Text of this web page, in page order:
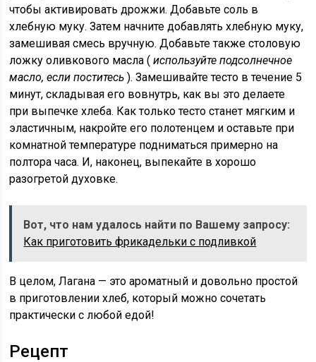
чтобы активировать дрожжи. Добавьте соль в
хлебную муку. Затем начните добавлять хлебную муку,
замешивая смесь вручную. Добавьте также столовую
ложку оливкового масла (используйте подсолнечное
масло, если поститесь ). Замешивайте тесто в течение 5
минут, складывая его вовнутрь, как вы это делаете
при выпечке хлеба. Как только тесто станет мягким и
эластичным, накройте его полотенцем и оставьте при
комнатной температуре подниматься примерно на
полтора часа. И, наконец, выпекайте в хорошо
разогретой духовке.
Вот, что нам удалось найти по Вашему запросу:
Как приготовить фрикадельки с подливкой
В целом, Лагана — это ароматный и довольно простой
в приготовлении хлеб, который можно сочетать
практически с любой едой!
Рецепт